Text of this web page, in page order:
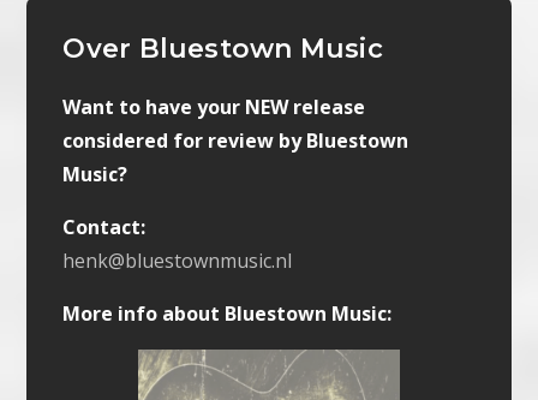
Over Bluestown Music
Want to have your NEW release
considered for review by Bluestown
Music?
Contact:
henk@bluestownmusic.nl
More info about Bluestown Music: